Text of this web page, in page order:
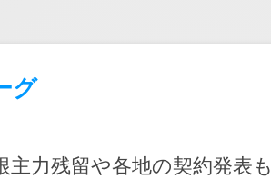
グ
力残留や各地の契約発表も